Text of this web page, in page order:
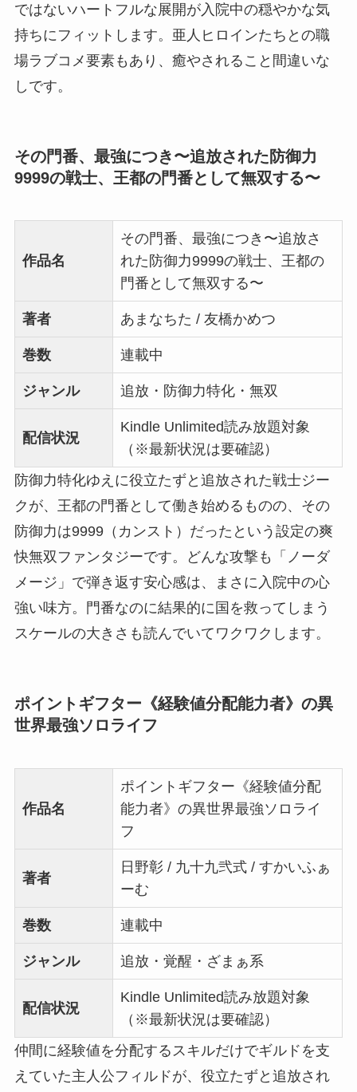
ではないハートフルな展開が入院中の穏やかな気
持ちにフィットします。亜人ヒロインたちとの職
場ラブコメ要素もあり、癒やされること間違いな
しです。
その門番、最強につき〜追放された防御力
9999の戦士、王都の門番として無双する〜
作品名
その門番、最強につき〜追放さ
れた防御力9999の戦士、王都の
門番として無双する〜
著者 あまなちた / 友橋かめつ
巻数 連載中
ジャンル 追放・防御力特化・無双
配信状況
Kindle Unlimited読み放題対象
（※最新状況は要確認）
防御力特化ゆえに役立たずと追放された戦士ジー
クが、王都の門番として働き始めるものの、その
防御力は9999（カンスト）だったという設定の爽
快無双ファンタジーです。どんな攻撃も「ノーダ
メージ」で弾き返す安心感は、まさに入院中の心
強い味方。門番なのに結果的に国を救ってしまう
スケールの大きさも読んでいてワクワクします。
ポイントギフター《経験値分配能力者》の異
世界最強ソロライフ
作品名
ポイントギフター《経験値分配
能力者》の異世界最強ソロライ
フ
著者
日野彰 / 九十九弐式 / すかいふぁ
ーむ
巻数 連載中
ジャンル 追放・覚醒・ざまぁ系
配信状況
Kindle Unlimited読み放題対象
（※最新状況は要確認）
仲間に経験値を分配するスキルだけでギルドを支
えていた主人公フィルドが、役立たずと追放され